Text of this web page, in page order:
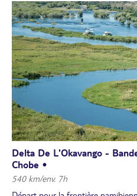
Delta De L'Okavango -
Chobe •
540 km/env. 7h